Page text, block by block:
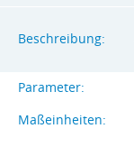
Beschreibung:
Parameter:
Maßeinheiten: